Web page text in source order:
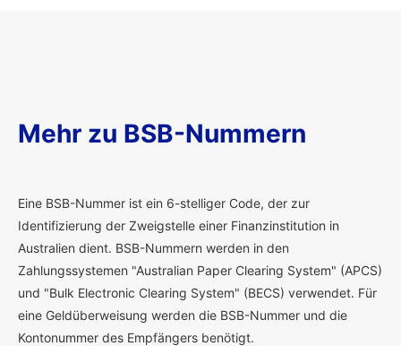
Mehr zu BSB-Nummern
Eine BSB-Nummer ist ein 6-stelliger Code, der zur
Identifizierung der Zweigstelle einer Finanzinstitution in
Australien dient. BSB-Nummern werden in den
Zahlungssystemen "Australian Paper Clearing System" (APCS)
und "Bulk Electronic Clearing System" (BECS) verwendet. Für
eine Geldüberweisung werden die BSB-Nummer und die
Kontonummer des Empfängers benötigt.